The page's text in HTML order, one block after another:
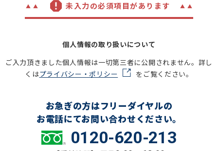
未入力の必須項目があります
個人情報の取り扱いについて
ご入力頂きました個人情報は一切第三者に公開されません。詳し
くはプライバシー・ポリシー をご覧ください。
お急ぎの方はフリーダイヤルの
お電話にてお問い合わせください。
0120-620-213